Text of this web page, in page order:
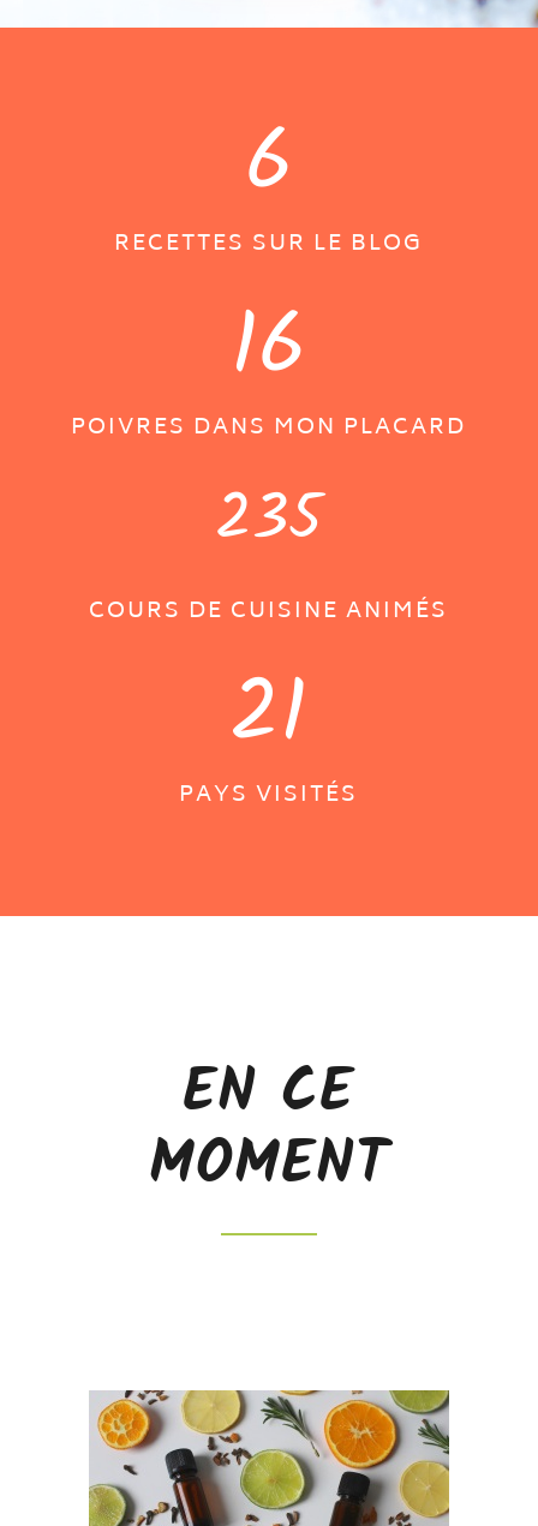
6
RECETTES SUR LE BLOG
16
POIVRES DANS MON PLACARD
235
COURS DE CUISINE ANIMÉS
21
PAYS VISITÉS
EN CE
MOMENT